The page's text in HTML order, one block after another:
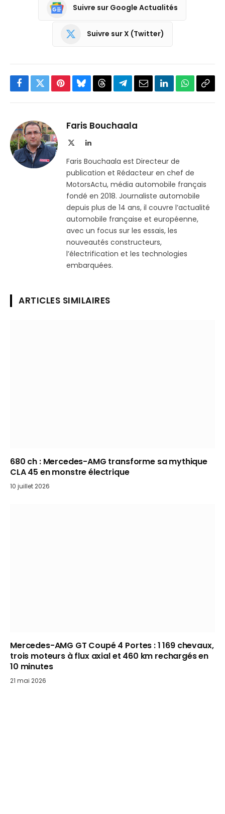
Suivre sur Google Actualités
Suivre sur X (Twitter)
Facebook
TwitterPinterestBlueskyThreadsPartager
Telegram
EmailLinkedInWhatsApp
Faris Bouchaala
LinkedIn
Faris Bouchaala est Directeur de
publication et Rédacteur en chef de
MotorsActu, média automobile français
fondé en 2018. Journaliste automobile
depuis plus de 14 ans, il couvre l’actualité
automobile française et européenne,
avec un focus sur les essais, les
nouveautés constructeurs,
l’électrification et les technologies
embarquées.
ARTICLES SIMILAIRES
680 ch : Mercedes-AMG transforme sa mythique
CLA 45 en monstre électrique
10 juillet 2026
Mercedes-AMG GT Coupé 4 Portes : 1 169 chevaux,
trois moteurs à flux axial et 460 km rechargés en
10 minutes
21 mai 2026